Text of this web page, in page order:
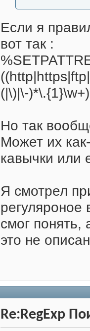
Если я
вот так :
(|\)|\-
Но так
Может их
кавычки или
Я смотрел
смог понять,
это не
Re:RegExp